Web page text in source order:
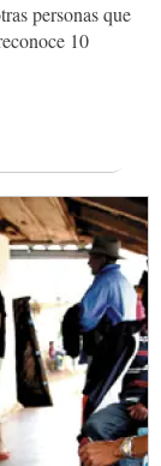
personas que
10